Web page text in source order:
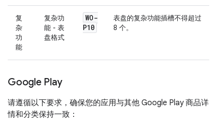
复
杂
功
能
复杂功
能 - 表
盘格式
WO-
P10
表盘的复杂功能插槽不得超过
8 个。
Google Play
请遵循以下要求，确保您的应用与其他 Google Play 商品详
情和分类保持一致：